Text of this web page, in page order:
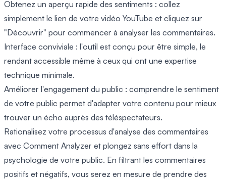
Obtenez un aperçu rapide des sentiments : collez
simplement le lien de votre vidéo YouTube et cliquez sur
"Découvrir" pour commencer à analyser les commentaires.
Interface conviviale : l'outil est conçu pour être simple, le
rendant accessible même à ceux qui ont une expertise
technique minimale.
Améliorer l'engagement du public : comprendre le sentiment
de votre public permet d'adapter votre contenu pour mieux
trouver un écho auprès des téléspectateurs.
Rationalisez votre processus d'analyse des commentaires
avec Comment Analyzer et plongez sans effort dans la
psychologie de votre public. En filtrant les commentaires
positifs et négatifs, vous serez en mesure de prendre des